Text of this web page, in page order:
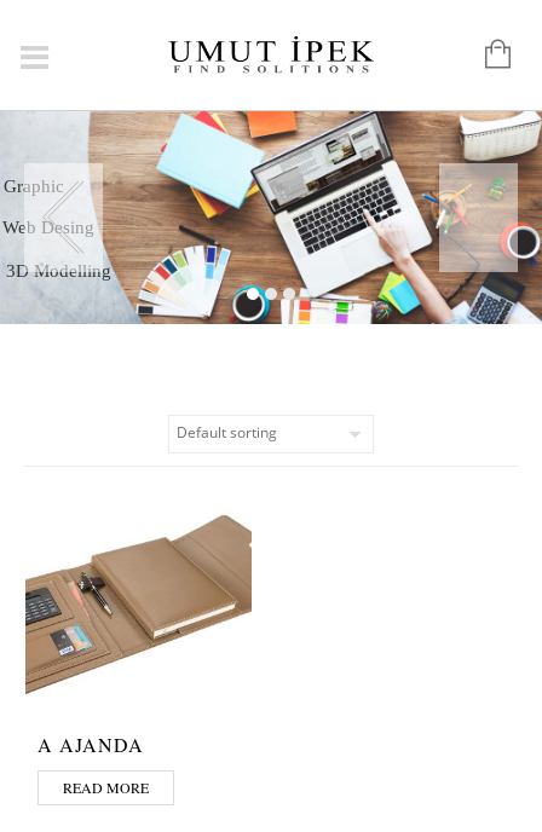
3D Modelling
Graphic
Web Desing
A AJANDA
READ MORE